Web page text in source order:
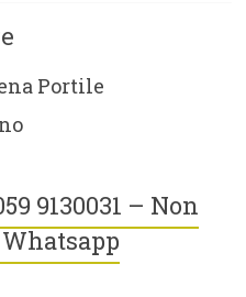
Portile
9130031 – Non